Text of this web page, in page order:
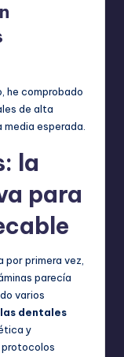
he comprobado
de alta
esperada.
la
para
por primera vez,
parecía
varios
dentales
y
protocolos